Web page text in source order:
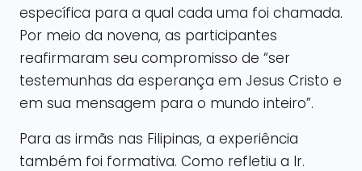
específica para a qual cada uma foi chamada.
Por meio da novena, as participantes
reafirmaram seu compromisso de “ser
testemunhas da esperança em Jesus Cristo e
em sua mensagem para o mundo inteiro”.
Para as irmãs nas Filipinas, a experiência
também foi formativa. Como refletiu a Ir.